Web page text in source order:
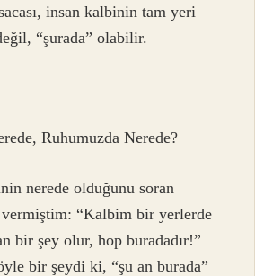
insan kalbinin tam yeri
“şurada” olabilir.
Ruhumuzda Nerede?
nerede olduğunu soran
vermiştim: “Kalbim bir yerlerde
bir şey olur, hop buradadır!”
bir şeydi ki, “şu an burada”